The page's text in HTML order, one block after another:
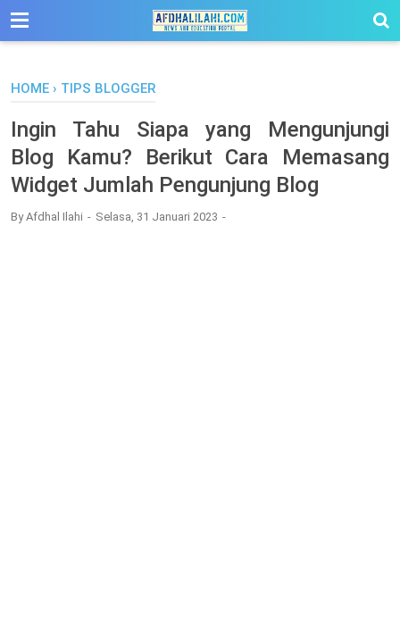
-->
HOME › TIPS BLOGGER
Ingin Tahu Siapa yang Mengunjungi
Blog Kamu? Berikut Cara Memasang
Widget Jumlah Pengunjung Blog
ByAfdhal Ilahi Selasa, 31 Januari 2023